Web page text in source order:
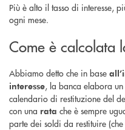
Più è alto il tasso di interesse,
ogni mese.
Come è calcolata
Abbiamo detto che in base
interesse, la banca elabora un
calendario di restituzione del
con una rata che è sempre
parte dei soldi da restituire